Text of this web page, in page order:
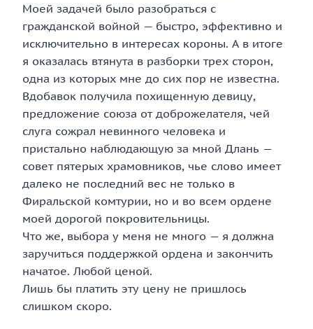
Моей задачей было разобраться с
гражданской войной — быстро, эффективно и
исключительно в интересах короны. А в итоге
я оказалась втянута в разборки трех сторон,
одна из которых мне до сих пор не известна.
Вдобавок получила похищенную девицу,
предложение союза от доброжелателя, чей
слуга сожрал невинного человека и
пристально наблюдающую за мной Длань —
совет пятерых храмовников, чье слово имеет
далеко не последний вес не только в
Фиральской комтурии, но и во всем ордене
моей дорогой покровительницы.
Что же, выбора у меня не много — я должна
заручиться поддержкой ордена и закончить
начатое. Любой ценой.
Лишь бы платить эту цену не пришлось
слишком скоро.